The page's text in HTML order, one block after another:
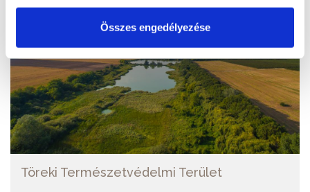
Összes engedélyezése
Töreki Természetvédelmi Terület